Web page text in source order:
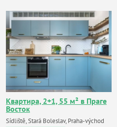
Квартира, 2+1, 55 м² в Праге
Восток
Sídliště, Stará Boleslav, Praha-východ